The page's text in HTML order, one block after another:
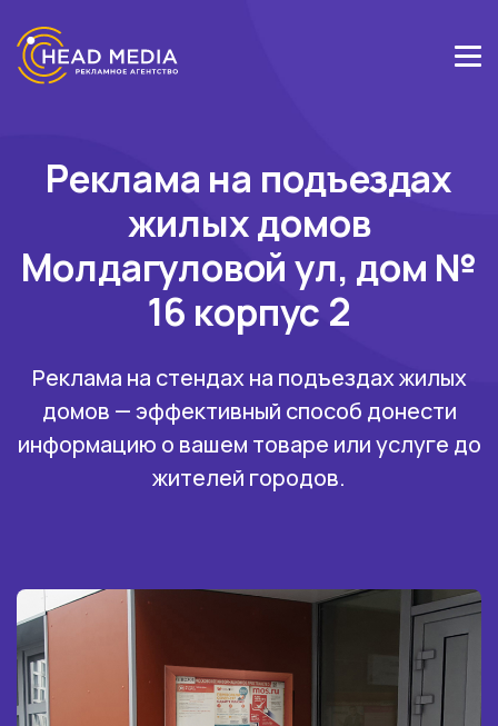
Реклама на подъездах
жилых домов
Молдагуловой ул, дом №
16 корпус 2
Реклама на стендах на подъездах жилых
домов — эффективный способ донести
информацию о вашем товаре или услуге до
жителей городов.